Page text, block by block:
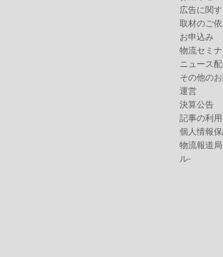
広告に関
取材のご
お申込み
物流セミ
ニュース
その他の
運営
決算公告
記事の利用
個人情報
物流報道
ル-